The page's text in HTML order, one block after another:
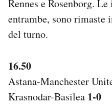
Hai bisogno di aiuto?
Esci
Rennes e Rosenborg.
entrambe, sono rimaste
del turno.
16.50
Astana-Manchester
Krasnodar-Basilea 1-0